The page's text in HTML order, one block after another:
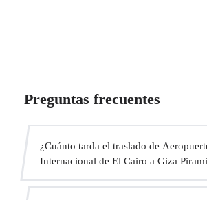
Preguntas frecuentes
¿Cuánto tarda el traslado de
Internacional de El Cairo a Giza